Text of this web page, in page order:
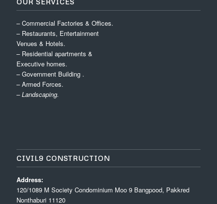
– Commercial Factories & Offices.
– Restaurants, Entertainment
Venues & Hotels.
– Residential apartments &
Executive homes.
– Government Building .
– Armed Forces.
– Landscaping.
CIVIL9 CONSTRUCTION
Address:
120/1089 M Society Condominium Moo 9 Bangpood, Pakkred
Nonthaburi 11120